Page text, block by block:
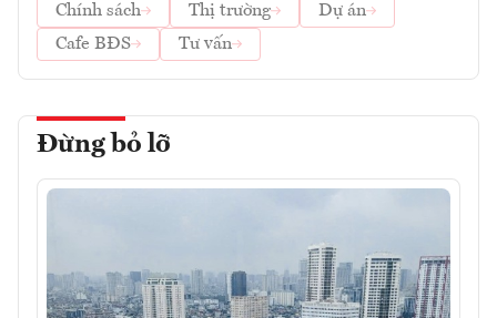
Chính sách
Thị trường
Dự án
Cafe BĐS
Tư vấn
Đừng bỏ lỡ